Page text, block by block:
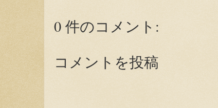
0 件のコメント:
コメントを投稿